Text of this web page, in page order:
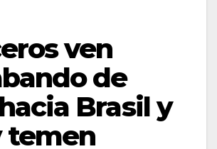
ven
de
Brasil y
temen